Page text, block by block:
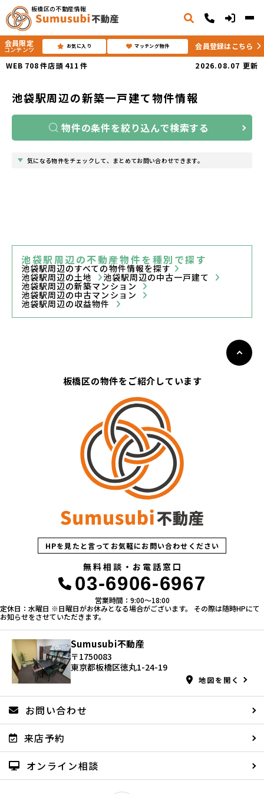
板橋区の不動産情報
会員限定
コンテンツ お気に入り マッチング物件
会員登録はこちら
WEB 708件店頭 411 件 2026.08.07 更新
池袋駅周辺の新築一戸建て物件情報
物件の条件を絞り込んで検索する
気になる物件をチェックして、まとめてお問い合わせできます。
池袋駅周辺の不動産物件を種別で探す
池袋駅周辺のすべての物件情報を探す
池袋駅周辺の土地 池袋駅周辺の中古一戸建て
池袋駅周辺の新築マンション
池袋駅周辺の中古マンション
池袋駅周辺の収益物件
板橋区の物件をご紹介しています
HPを見たと言ってお気軽にお問い合わせください
無料相談・お電話窓口
03-6906-6967
営業時間：9:00〜18:00
定休日：水曜日 ※日曜日がお休みとなる場合がございます。 その際は随時HPにて
お知らせをさせていただきます。
Sumusubi不動産
〒1750083
東京都板橋区徳丸1-24-19
地図を開く
お問い合わせ
来店予約
オンライン相談